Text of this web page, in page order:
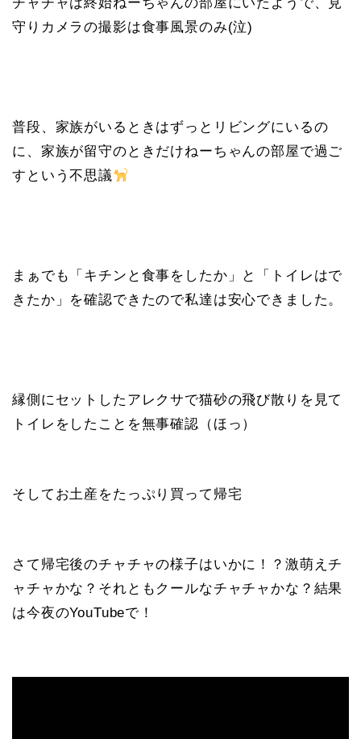
守りカメラの撮影は食事風景のみ(泣)
普段、家族がいるときはずっとリビングにいるの
に、家族が留守のときだけねーちゃんの部屋で過ご
すという不思議
まぁでも「キチンと食事をしたか」と「トイレはで
きたか」を確認できたので私達は安心できました。
縁側にセットしたアレクサで猫砂の飛び散りを見て
トイレをしたことを無事確認（ほっ）
そしてお土産をたっぷり買って帰宅
さて帰宅後のチャチャの様子はいかに！？激萌えチ
ャチャかな？それともクールなチャチャかな？結果
は今夜のYouTubeで！